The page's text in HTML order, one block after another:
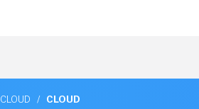
CLOUD / CLOUD